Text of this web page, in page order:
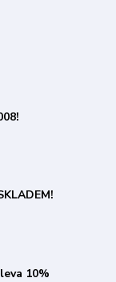
10%